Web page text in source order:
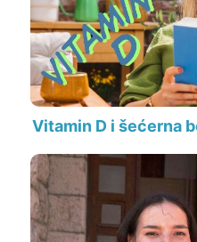
Vitamin D i šećerna